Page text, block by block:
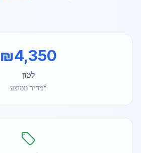
₪4,350
לטון
*מחיר ממוצע